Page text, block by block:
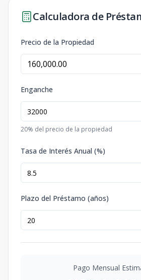
Calculadora de
Precio de la Propiedad
Enganche
20% del precio de la propiedad
Tasa de Interés Anual (%)
Plazo del Préstamo (años)
Pago Mensual